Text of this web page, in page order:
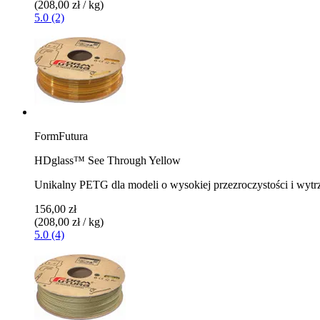
(208,00 zł / kg)
5.0 (2)
FormFutura
HDglass™ See Through Yellow
Unikalny PETG dla modeli o wysokiej przezroczystości i
156,00 zł
(208,00 zł / kg)
5.0 (4)